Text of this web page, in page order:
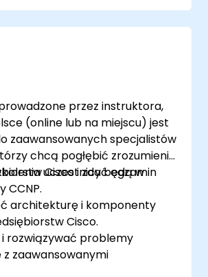
funkcje bezpieczeństwa,
z chmurą i narzędzia
sieciowych.
urządzeń, zarządzania i
przez instruktora,
(online lub na miejscu) jest
zaawansowanych specjalistów
chcą pogłębić zrozumienie
Cisco i zdać egzamin
CCNP.
uczestnicy będą w
architekturę i komponenty
Cisco.
rozwiązywać problemy
z zaawansowanymi